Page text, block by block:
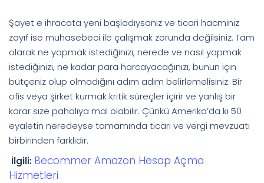
Şayet e ihracata yeni başladıysanız ve ticari hacminiz
zayıf ise muhasebeci ile çalışmak zorunda değilsiniz. Tam
olarak ne yapmak istediğinizi, nerede ve nasıl yapmak
istediğinizi, ne kadar para harcayacağınızı, bunun için
bütçeniz olup olmadığını adım adım belirlemelisiniz. Bir
ofis veya şirket kurmak kritik süreçler içirir ve yanlış bir
karar size pahalıya mal olabilir. Çünkü Amerika’da ki 50
eyaletin neredeyse tamamında ticari ve vergi mevzuatı
birbirinden farklıdır.
İlgili: Becommer Amazon Hesap Açma
Hizmetleri